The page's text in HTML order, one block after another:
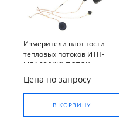
Измерители плотности
тепловых потоков ИТП-
МГ4.03/Х(III) ПОТОК трех-
пятиканальный
Цена по запросу
В КОРЗИНУ